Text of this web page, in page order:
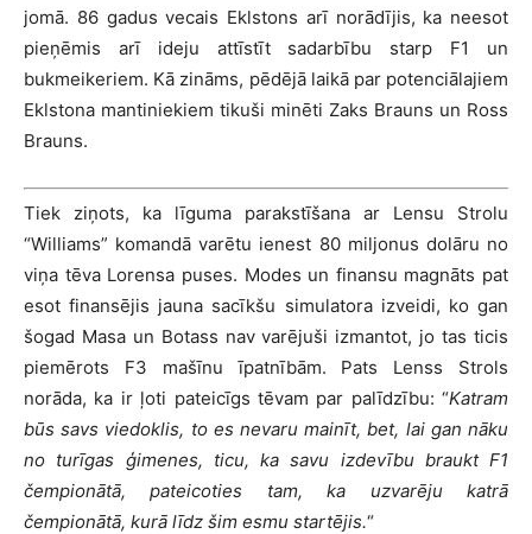
jomā. 86 gadus vecais Eklstons arī norādījis, ka neesot
pieņēmis arī ideju attīstīt sadarbību starp F1 un
bukmeikeriem. Kā zināms, pēdējā laikā par potenciālajiem
Eklstona mantiniekiem tikuši minēti Zaks Brauns un Ross
Brauns.
Tiek ziņots, ka līguma parakstīšana ar Lensu Strolu
“Williams” komandā varētu ienest 80 miljonus dolāru no
viņa tēva Lorensa puses. Modes un finansu magnāts pat
esot finansējis jauna sacīkšu simulatora izveidi, ko gan
šogad Masa un Botass nav varējuši izmantot, jo tas ticis
piemērots F3 mašīnu īpatnībām. Pats Lenss Strols
norāda, ka ir ļoti pateicīgs tēvam par palīdzību: “Katram
būs savs viedoklis, to es nevaru mainīt, bet, lai gan nāku
no turīgas ģimenes, ticu, ka savu izdevību braukt F1
čempionātā, pateicoties tam, ka uzvarēju katrā
čempionātā, kurā līdz šim esmu startējis.“